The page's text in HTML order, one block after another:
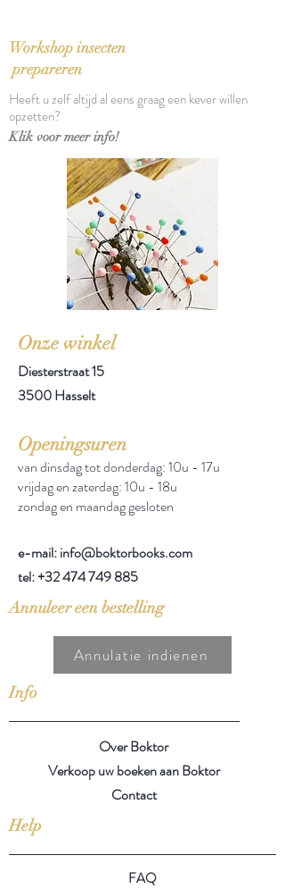
Bindwijze: Paperback met
stofomslag
Verschijningsdatum: 1998
Aantal pagina's: 144
Workshop insecten
prepareren
Heeft u zelf altijd al eens graag een kever willen
opzetten?
Klik voor meer info!
Onze winkel
Diesterstraat 15
3500 Hasselt
Openingsuren
van dinsdag tot donderdag: 10u - 17u
vrijdag en zaterdag: 10u - 18u
zondag en maandag gesloten
e-mail: info@boktorbooks.com
tel:+32 474 749 885
Annuleer een bestelling
Annulatie indienen
Info
Over Boktor
Verkoop uw boeken aan Boktor
Contact
Help
FAQ